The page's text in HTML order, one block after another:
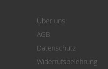
Über uns
AGB
Datenschutz
Widerrufsbelehrung